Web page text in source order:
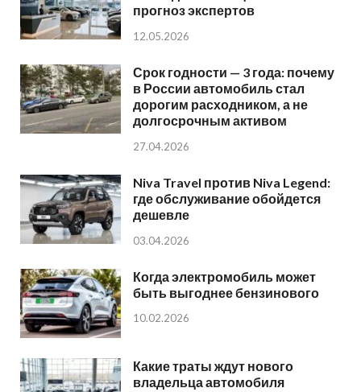
прогноз экспертов
12.05.2026
Срок годности — 3 года: почему
в России автомобиль стал
дорогим расходником, а не
долгосрочным активом
27.04.2026
Niva Travel против Niva Legend:
где обслуживание обойдется
дешевле
03.04.2026
Когда электромобиль может
быть выгоднее бензинового
10.02.2026
Какие траты ждут нового
владельца автомобиля